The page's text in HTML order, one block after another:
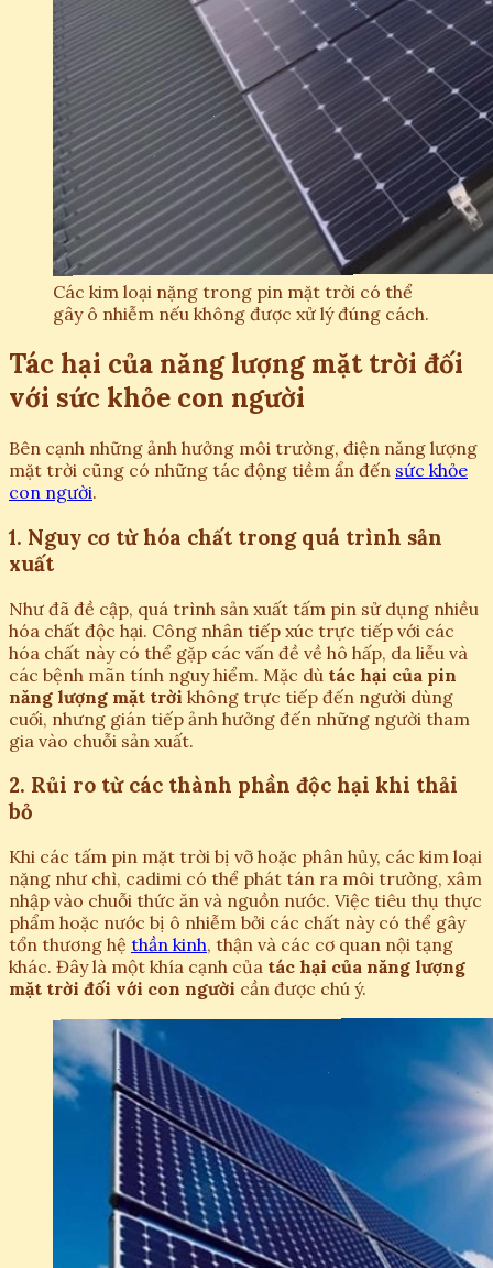
Các kim loại nặng trong pin mặt trời có thể
gây ô nhiễm nếu không được xử lý đúng cách.
Tác hại của năng lượng mặt trời đối
với sức khỏe con người
Bên cạnh những ảnh hưởng môi trường, điện năng lượng
mặt trời cũng có những tác động tiềm ẩn đến sức khỏe
con người.
1. Nguy cơ từ hóa chất trong quá trình sản
xuất
Như đã đề cập, quá trình sản xuất tấm pin sử dụng nhiều
hóa chất độc hại. Công nhân tiếp xúc trực tiếp với các
hóa chất này có thể gặp các vấn đề về hô hấp, da liễu và
các bệnh mãn tính nguy hiểm. Mặc dù tác hại của pin
năng lượng mặt trời không trực tiếp đến người dùng
cuối, nhưng gián tiếp ảnh hưởng đến những người tham
gia vào chuỗi sản xuất.
2. Rủi ro từ các thành phần độc hại khi thải
bỏ
Khi các tấm pin mặt trời bị vỡ hoặc phân hủy, các kim loại
nặng như chì, cadimi có thể phát tán ra môi trường, xâm
nhập vào chuỗi thức ăn và nguồn nước. Việc tiêu thụ thực
phẩm hoặc nước bị ô nhiễm bởi các chất này có thể gây
tổn thương hệ thần kinh, thận và các cơ quan nội tạng
khác. Đây là một khía cạnh của tác hại của năng lượng
mặt trời đối với con người cần được chú ý.